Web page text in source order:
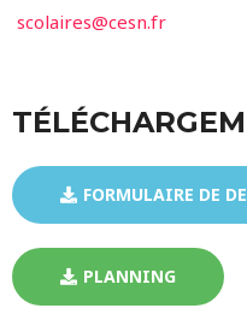
scolaires@cesn.fr
FORMULAIRE DE
PLANNING